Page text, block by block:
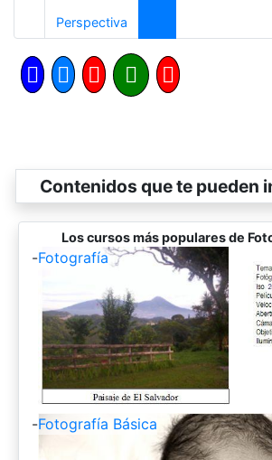
Perspectiva
Contenidos que te pueden
Los cursos más populares de
-Fotografía
-Fotografía Básica